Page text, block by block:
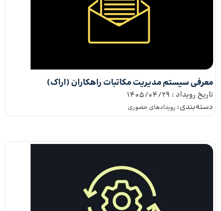
معرفی سیستم مدیریت مکاتبات راهکاران (اراک)
تاریخ رویداد : 1405/04/29
دسته‌بندی: رویدادهای حضوری